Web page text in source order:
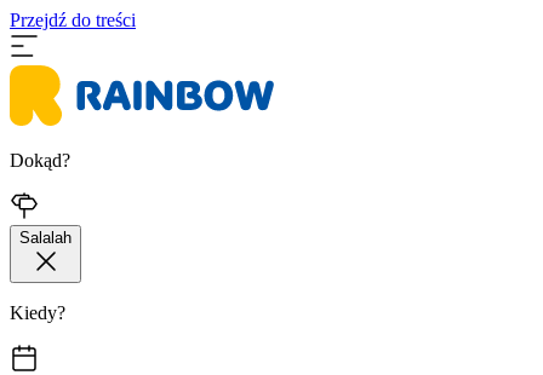
Przejdź do treści
Dokąd?
Salalah
Kiedy?